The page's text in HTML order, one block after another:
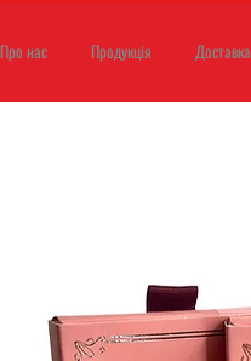
Про нас Продукція Доставка